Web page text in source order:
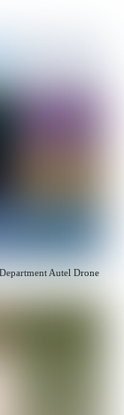
Autel Drone